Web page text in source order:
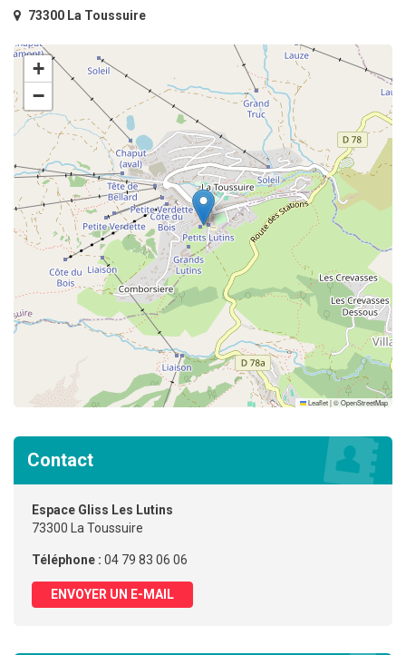
73300 La Toussuire
+
−
Leaflet|©OpenStreetMap
Contact
Espace Gliss Les Lutins
73300 La Toussuire
Téléphone : 04 79 83 06 06
ENVOYER UN E-MAIL